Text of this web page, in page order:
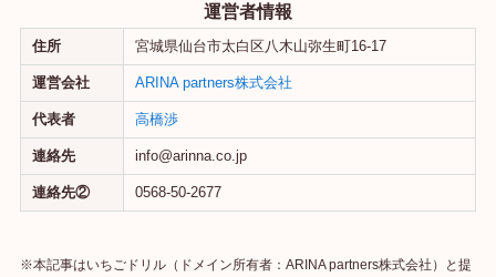
運営者情報
住所 宮城県仙台市太白区八木山弥生町16-17
運営会社 ARINA partners株式会社
代表者 高橋渉
連絡先 info@arinna.co.jp
連絡先② 0568-50-2677
※本記事はいちごドリル（ドメイン所有者：ARINA partners株式会社）と提